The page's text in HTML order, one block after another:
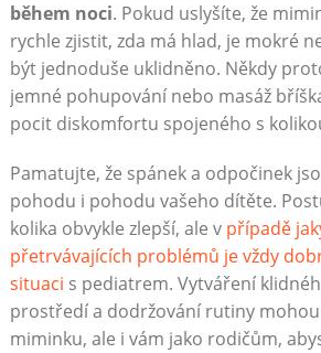
během noci. Pokud uslyšíte, že
rychle zjistit, zda má hlad, je mokré
být jednoduše uklidněno. Někdy
jemné pohupování nebo masáž
pocit diskomfortu spojeného s
Pamatujte, že spánek a odpočinek
pohodu i pohodu vašeho dítěte.
kolika obvykle zlepší, ale v případě
přetrvávajících problémů je vždy
situaci s pediatrem. Vytváření
prostředí a dodržování rutiny
miminku, ale i vám jako rodičům,